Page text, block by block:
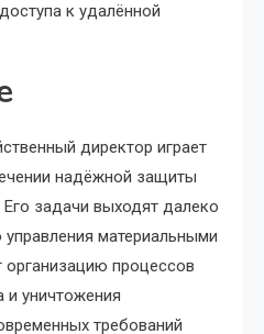
к удалённой
директор играет
надёжной защиты
задачи выходят далеко
материальными
процессов
и уничтожения
требований